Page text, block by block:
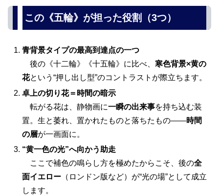
この《五輪》が担った役割（3つ）
青背景タイプの最高到達点の一つ
後の《十二輪》《十五輪》に比べ、寒色背景×黄の
花という“押し出し型”のコントラストが際立ちます。
卓上の切り花＝時間の暗示
転がる花は、静物画に一瞬の出来事を持ち込む装
置。生と萎れ、置かれたものと落ちたもの――時間
の層が一画面に。
“黄一色の光”へ向かう助走
ここで補色の鳴らし方を極めたからこそ、後の全
面イエロー （ロンドン版など）が“光の場”として成立
します。